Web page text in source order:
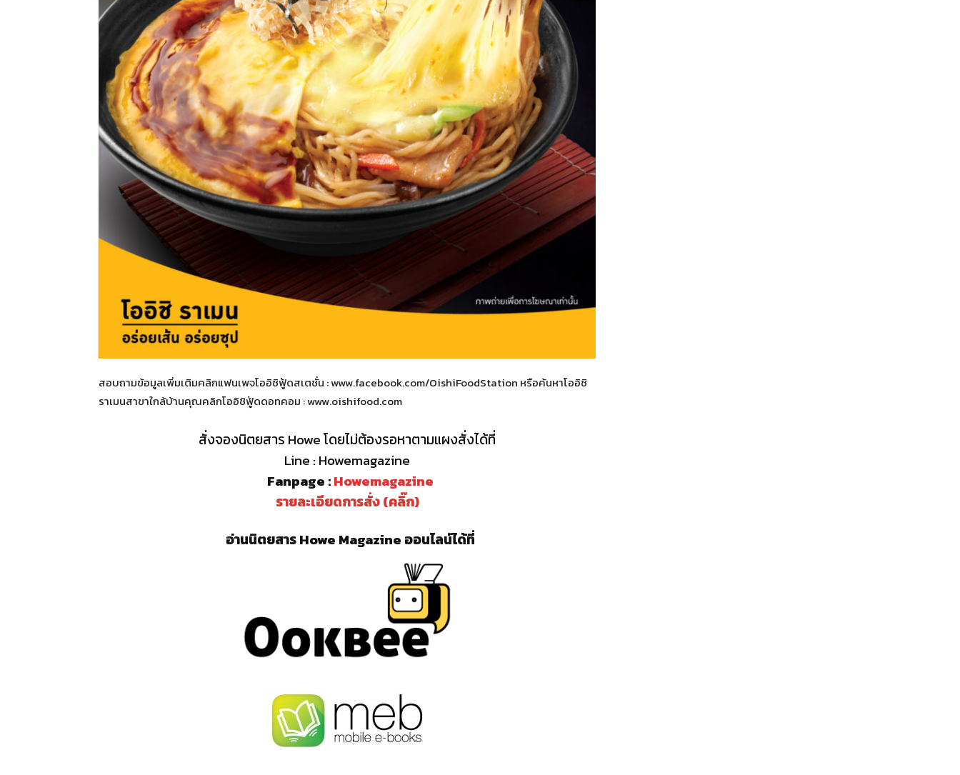
สอบถามข้อมูลเพิ่มเติมคลิกแฟนเพจโออิชิฟู้ดสเตชั่น : www.facebook.com/OishiFoodStation หรือค้นหาโออิชิ
ราเมนสาขาใกล้บ้านคุณคลิกโออิชิฟู้ดดอทคอม : www.oishifood.com
สั่งจองนิตยสาร Howe โดยไม่ต้องรอหาตามแผงสั่งได้ที่
Line : Howemagazine
Fanpage :Howemagazine
รายละเอียดการสั่ง (คลิ๊ก)
อ่านนิตยสาร Howe Magazine ออนไลน์ได้ที่